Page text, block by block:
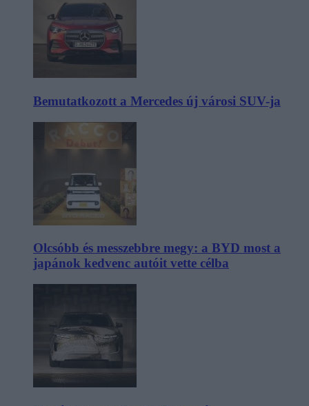
Bemutatkozott a Mercedes új városi SUV-ja
Olcsóbb és messzebbre megy: a BYD most a
japánok kedvenc autóit vette célba